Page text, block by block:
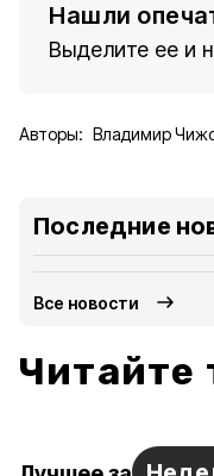
Нашли
Выделите ее и
Авторы: Владимир
Последние
Все новости
Читайте